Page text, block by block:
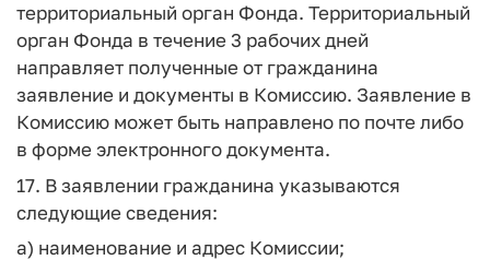
территориальный орган Фонда. Территориальный
орган Фонда в течение 3 рабочих дней
направляет полученные от гражданина
заявление и документы в Комиссию. Заявление в
Комиссию может быть направлено по почте либо
в форме электронного документа.
17. В заявлении гражданина указываются
следующие сведения:
а) наименование и адрес Комиссии;